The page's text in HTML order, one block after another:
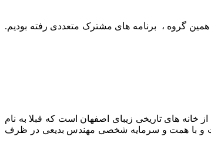
گروه ، برنامه های مشترک متعددی رفته بودیم.
های تاریخی زیبای اصفهان است که قبلا به نام
و با همت و سرمایه شخصی مهندس بدیعی در ظرف